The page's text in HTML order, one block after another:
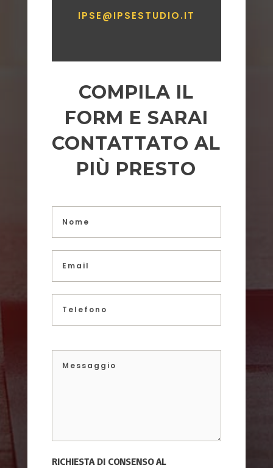
IPSE@IPSESTUDIO.IT
COMPILA IL
FORM E SARAI
CONTATTATO AL
PIÙ PRESTO
RICHIESTA DI CONSENSO AL